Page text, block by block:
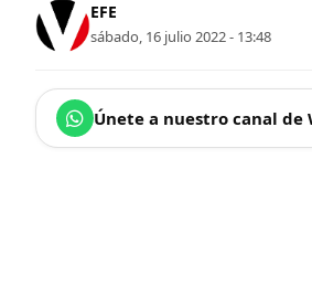
EFE
sábado, 16 julio 2022 - 13:48
Únete a nuestro canal de